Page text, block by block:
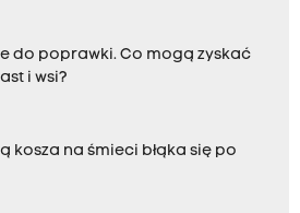
do poprawki. Co mogą zyskać
i wsi?
kosza na śmieci błąka się po